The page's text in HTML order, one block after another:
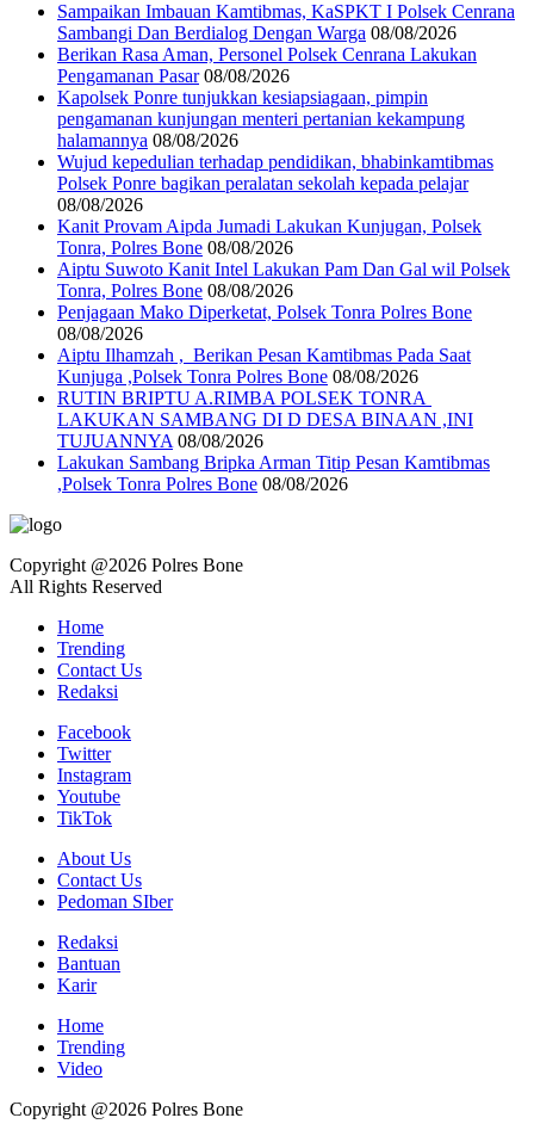
‎Sampaikan Imbauan Kamtibmas, KaSPKT I Polsek Cenrana
Sambangi Dan Berdialog Dengan Warga 08/08/2026
‎Berikan Rasa Aman, Personel Polsek Cenrana Lakukan
Pengamanan Pasar 08/08/2026
Kapolsek Ponre tunjukkan kesiapsiagaan, pimpin
pengamanan kunjungan menteri pertanian kekampung
halamannya 08/08/2026
Wujud kepedulian terhadap pendidikan, bhabinkamtibmas
Polsek Ponre bagikan peralatan sekolah kepada pelajar
08/08/2026
Kanit Provam Aipda Jumadi Lakukan Kunjugan, Polsek
Tonra, Polres Bone 08/08/2026
Aiptu Suwoto Kanit Intel Lakukan Pam Dan Gal wil Polsek
Tonra, Polres Bone 08/08/2026
Penjagaan Mako Diperketat, Polsek Tonra Polres Bone
08/08/2026
Aiptu Ilhamzah , Berikan Pesan Kamtibmas Pada Saat
Kunjuga ,Polsek Tonra Polres Bone 08/08/2026
RUTIN BRIPTU A.RIMBA POLSEK TONRA
LAKUKAN SAMBANG DI D DESA BINAAN ,INI
TUJUANNYA 08/08/2026
Lakukan Sambang Bripka Arman Titip Pesan Kamtibmas
,Polsek Tonra Polres Bone 08/08/2026
Copyright @2026 Polres Bone
All Rights Reserved
Home
Trending
Contact Us
Redaksi
Facebook
Twitter
Instagram
Youtube
TikTok
About Us
Contact Us
Pedoman SIber
Redaksi
Bantuan
Karir
Home
Trending
Video
Copyright @2026 Polres Bone